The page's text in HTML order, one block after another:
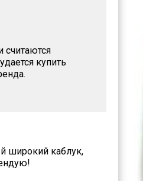
считаются
купить
широкий каблук,